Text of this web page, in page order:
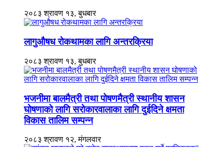
२०८३ श्रावण १३, बुधबार
लागुऔषध रोकथामका लागि अन्तरक्रिया
२०८३ श्रावण १३, बुधबार
भजनीमा बालमैत्री तथा पोषणमैत्री स्थानीय शासन
घोषणाको लागि सरोकारवालाका लागि दुईदिने क्षमता
विकास तालिम सम्पन्न
२०८३ श्रावण १२, मंगलवार